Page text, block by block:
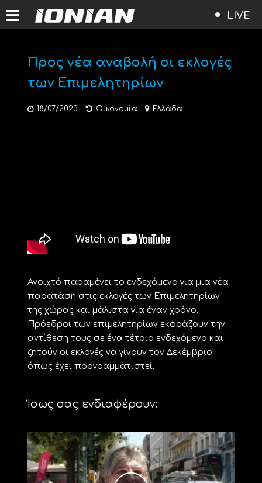
LIVE
Προς νέα αναβολή οι εκλογές
των Επιμελητηρίων
18/07/2023 Οικονομία Ελλάδα
Ανοιχτό παραμένει το ενδεχόμενο για μια νέα
παρατάση στις εκλογές των Επιμελητηρίων
της χώρας και μάλιστα για έναν χρόνο.
Πρόεδροι των επιμελητηρίων εκφράζουν την
αντίθεση τους σε ένα τέτοιο ενδεχόμενο και
ζητούν οι εκλογές να γίνουν τον Δεκέμβριο
όπως έχει προγραμματιστεί.
Ίσως σας ενδιαφέρουν: